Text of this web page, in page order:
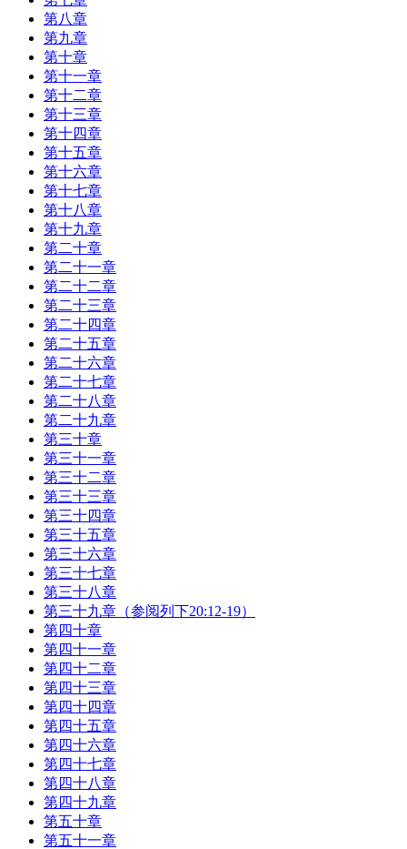
第八章
第九章
第十章
第十一章
第十二章
第十三章
第十四章
第十五章
第十六章
第十七章
第十八章
第十九章
第二十章
第二十一章
第二十二章
第二十三章
第二十四章
第二十五章
第二十六章
第二十七章
第二十八章
第二十九章
第三十章
第三十一章
第三十二章
第三十三章
第三十四章
第三十五章
第三十六章
第三十七章
第三十八章
第三十九章（参阅列下20:12-19）
第四十章
第四十一章
第四十二章
第四十三章
第四十四章
第四十五章
第四十六章
第四十七章
第四十八章
第四十九章
第五十章
第五十一章